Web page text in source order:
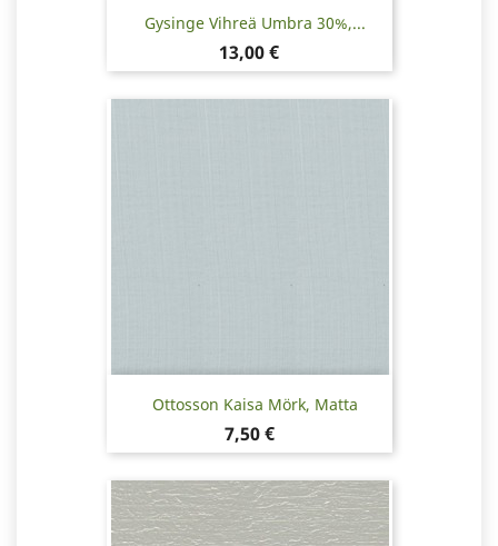
Gysinge Vihreä Umbra 30%,...
Hinta
13,00 €
Ottosson Kaisa Mörk, Matta
Hinta
7,50 €